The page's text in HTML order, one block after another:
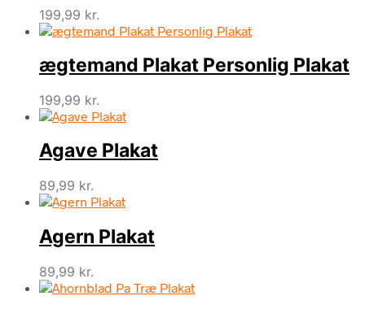
199,99 kr.
ægtemand Plakat Personlig Plakat
199,99 kr.
Agave Plakat
89,99 kr.
Agern Plakat
89,99 kr.